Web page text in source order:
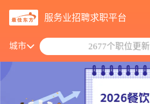
服务业招聘求职平台
城市
2677个职位更新